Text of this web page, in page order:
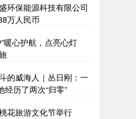
环保能源科技有限公司
万人民币
暖心护航，点亮心灯
的威海人｜丛日刚：一
历了两次“归零”
花旅游文化节举行